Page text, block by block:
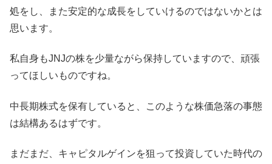
処をし、また安定的な成長をしていけるのではないかとは
思います。
私自身もJNJの株を少量ながら保持していますので、頑張
ってほしいものですね。
中長期株式を保有していると、このような株価急落の事態
は結構あるはずです。
まだまだ、キャピタルゲインを狙って投資していた時代の